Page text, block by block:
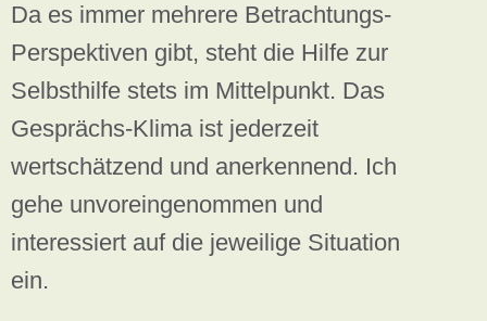
Da es immer mehrere Betrachtungs-
Perspektiven gibt, steht die Hilfe zur
Selbsthilfe stets im Mittelpunkt. Das
Gesprächs-Klima ist jederzeit
wertschätzend und anerkennend. Ich
gehe unvoreingenommen und
interessiert auf die jeweilige Situation
ein.